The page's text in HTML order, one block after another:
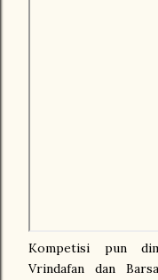
Kompetisi pun
Vrindafan dan